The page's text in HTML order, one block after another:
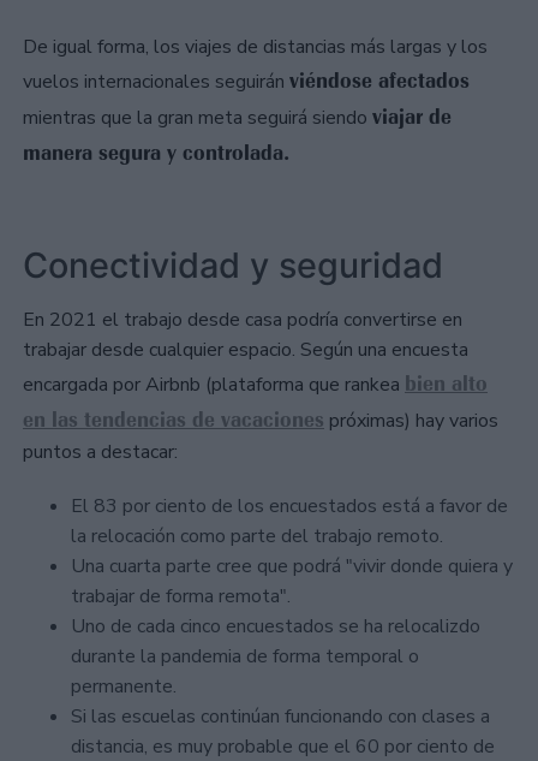
De igual forma, los viajes de distancias más largas y los
vuelos internacionales seguirán viéndose afectados
mientras que la gran meta seguirá siendo viajar de
manera segura y controlada.
Conectividad y seguridad
En 2021 el trabajo desde casa podría convertirse en
trabajar desde cualquier espacio. Según una encuesta
encargada por Airbnb (plataforma que rankea bien alto
en las tendencias de vacaciones próximas) hay varios
puntos a destacar:
El 83 por ciento de los encuestados está a favor de
la relocación como parte del trabajo remoto.
Una cuarta parte cree que podrá "vivir donde quiera y
trabajar de forma remota".
Uno de cada cinco encuestados se ha relocalizdo
durante la pandemia de forma temporal o
permanente.
Si las escuelas continúan funcionando con clases a
distancia, es muy probable que el 60 por ciento de